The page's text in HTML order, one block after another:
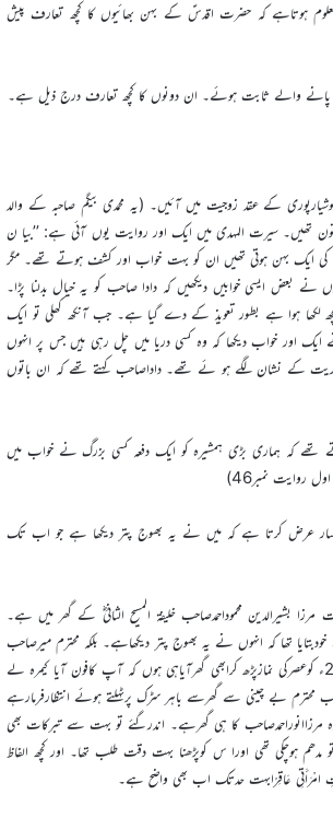
ہوتاہے کہ حضرت اقدسؑ کے بہن بھائیوں کا کچھ تعارف پیش
پانے والے ثابت ہوئے۔ ان دونوں کا کچھ تعارف درج ذیل ہے۔
کے عقد زوجیت میں آئیں۔ (یہ محمدی بیگم صاحبہ کے والد
تھیں۔ سیرت المہدی میں ایک اور روایت یوں آئی ہے: ’’بیا ن
کی ایک بہن ہوتی تھیں ان کو بہت خواب اور کشف ہوتے تھے۔ مگر
ایسی خوابیں دیکھیں کہ دادا صاحب کو یہ خیال بدلنا پڑا۔
لکھا ہوا ہے بطور تعویذ کے دے گیا ہے۔ جب آنکھ کھلی تو ایک
اور خواب دیکھا کہ وہ کسی دریا میں چل رہی ہیں جس پر انہوں
ریت کے نشان لگے ہو ئے تھے۔ داداصاحب کہتے تھے کہ ان باتوں
کہ ہماری بڑی ہمشیرہ کو ایک دفعہ کسی بزرگ نے خواب میں
روایت نمبر46)
عرض کرتا ہے کہ میں نے یہ بھوج پتر دیکھا ہے جو اب تک
بشیرالدین محموداحمدصاحب خلیفۃ المسیح الثانیؓ کے گھر میں ہے۔
تھا کہ انہوں نے یہ بھوج پتر دیکھاہے۔ بلکہ محترم میرصاحب
کی شفقت اورپیار کی بدولت خاکسارنے خودبھی دیکھا۔ تفصیل اس کی یہ ہے کہ 21؍اپریل 2015ء کوعصرکی نمازپڑھ کرابھی گھرآیاہی ہوں کہ آپ کافون آیا کیمرہ لے
محترم بے چینی سے گھرسے باہر سڑک پرٹہلتے ہوئے انتظارفرمارہے
مرزاانوراحمدصاحب کا ہی گھرہے۔ اندرگئے تو بہت سے تبرکات بھی
ہوچکی تھی اورا س کوپڑھنا بہت دقت طلب تھا۔ اور کچھ الفاظ
امْرَأَتِي عَاقِرًابہت حدتک اب بھی واضح ہے۔